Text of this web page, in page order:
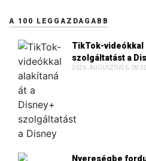
A 100 LEGGAZDAGABB
TikTok-videókkal
szolgáltatást a
2026. AUGUSZTUS 6.
Nyereségbe